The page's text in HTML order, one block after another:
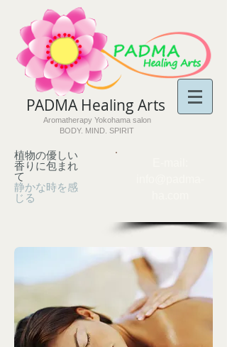
PADMA Healing Arts​
Aromatherapy Yokohama salon
BODY. MIND. SPIRIT
植物の優しい
香りに包まれ
て
静かな時を感
じる